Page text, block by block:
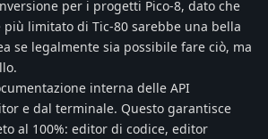
per i progetti Pico-8, dato che
più limitato di Tic-80 sarebbe una bella
se legalmente sia possibile fare ciò, ma
interna delle API
e dal terminale. Questo garantisce
al 100%: editor di codice, editor